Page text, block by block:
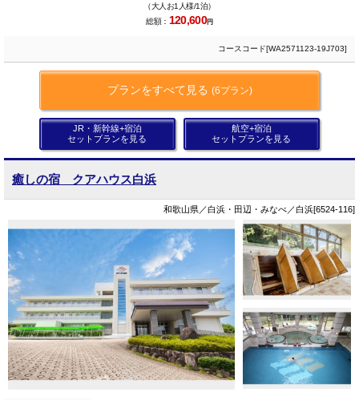
（大人お1人様/1泊）
総額： 120,600円
コースコード[WA2571123-19J703]
プランをすべて見る (6プラン)
JR・新幹線+宿泊
セットプランを見る
航空+宿泊
セットプランを見る
癒しの宿 クアハウス白浜
和歌山県／白浜・田辺・みなべ／白浜[6524-116]